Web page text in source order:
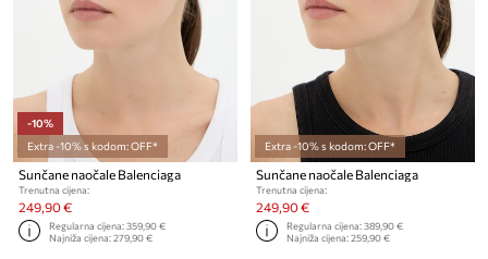
-10%
Extra -10% s kodom: OFF*
Sunčane naočale Balenciaga
Trenutna cijena:
249,90 €
Regularna cijena:359,90 €
Najniža cijena:279,90 €
Extra -10% s kodom: OFF*
Sunčane naočale Balenciaga
Trenutna cijena:
249,90 €
Regularna cijena:389,90 €
Najniža cijena:259,90 €